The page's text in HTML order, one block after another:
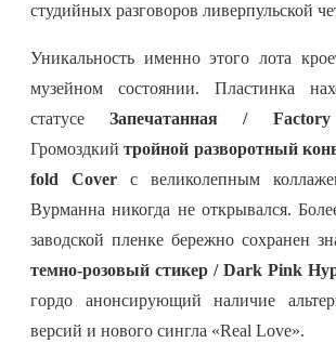
студийных разговоров ливерпульской
Уникальность именно этого лота
музейном состоянии. Пластинка
статусеЗапечатанная /
Громоздкийтройной разворотный
fold Coverс великолепным
Вурманна никогда не открывался.
заводской пленке бережно сохранен
темно-розовый стикер / Dark Pink
гордо анонсирующий наличие
версий и нового сингла «Real Love».